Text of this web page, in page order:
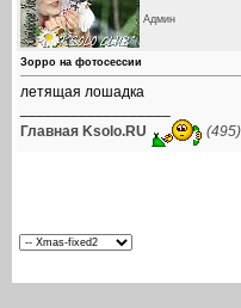
Админ
Зорро на фотосессии
летящая лошадка
Главная Ksolo.RU